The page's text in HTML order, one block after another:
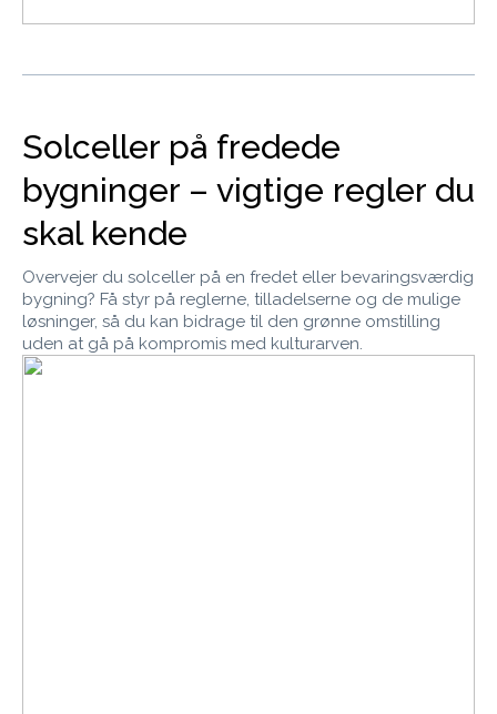
Solceller på fredede
bygninger – vigtige regler du
skal kende
Overvejer du solceller på en fredet eller bevaringsværdig
bygning? Få styr på reglerne, tilladelserne og de mulige
løsninger, så du kan bidrage til den grønne omstilling
uden at gå på kompromis med kulturarven.